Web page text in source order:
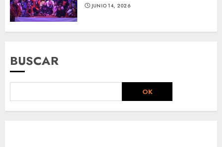
JUNIO 14, 2026
BUSCAR
OK